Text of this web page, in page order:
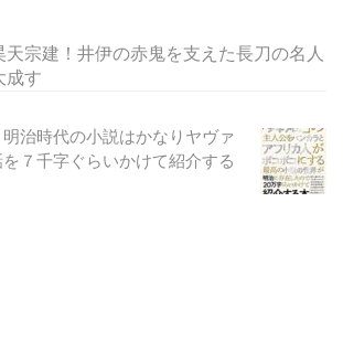
宗建！井伊の赤鬼を支えた長刀の名人
成す
治時代の小説はかなりヤヴァ
７千字ぐらいかけて紹介する